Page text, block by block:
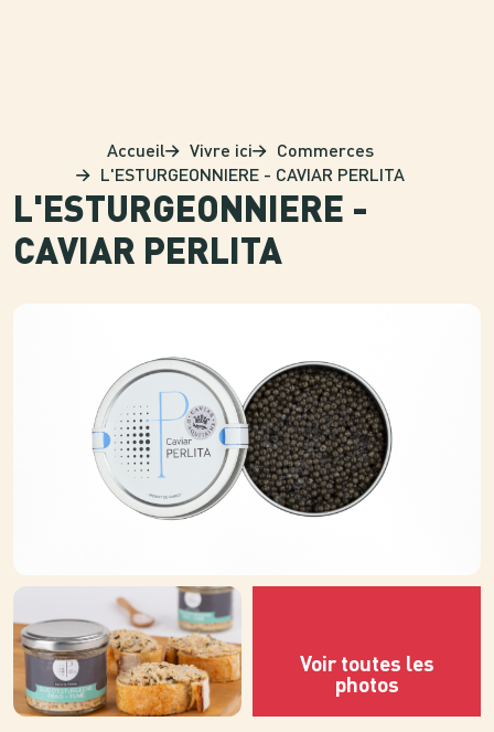
L'ESTURGEONNIERE -
CAVIAR PERLITA
Accueil Vivre ici
Commerces
L'ESTURGEONNIERE - CAVIAR PERLITA
Photo